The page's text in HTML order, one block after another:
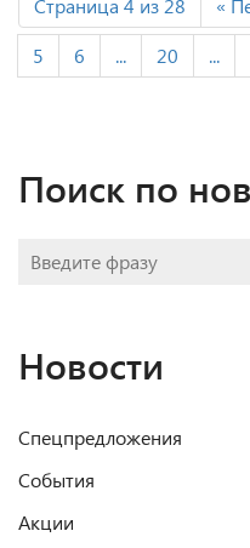
Страница 4 из 28 «
5
6 ... 20 ...
Поиск по
Новости
Спецпредложения
События
Акции